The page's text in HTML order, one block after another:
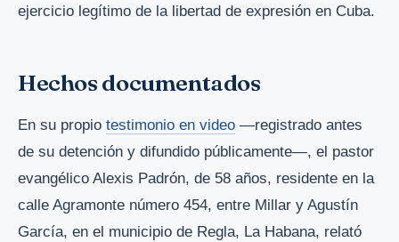
ejercicio legítimo de la libertad de expresión en Cuba.
Hechos documentados
En su propio testimonio en video —registrado antes
de su detención y difundido públicamente—, el pastor
evangélico Alexis Padrón, de 58 años, residente en la
calle Agramonte número 454, entre Millar y Agustín
García, en el municipio de Regla, La Habana, relató